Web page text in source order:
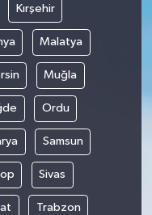
Kırşehir
Malatya
Muğla
Ordu
Samsun
Sivas
Trabzon